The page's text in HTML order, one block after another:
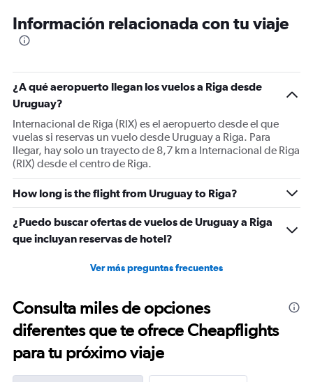
Información relacionada con tu viaje
¿A qué aeropuerto llegan los vuelos a Riga desde
Uruguay?
Internacional de Riga (RIX) es el aeropuerto desde el que
vuelas si reservas un vuelo desde Uruguay a Riga. Para
llegar, hay solo un trayecto de 8,7 km a Internacional de Riga
(RIX) desde el centro de Riga.
How long is the flight from Uruguay to Riga?
¿Puedo buscar ofertas de vuelos de Uruguay a Riga
que incluyan reservas de hotel?
Ver más preguntas frecuentes
Consulta miles de opciones
diferentes que te ofrece Cheapflights
para tu próximo viaje